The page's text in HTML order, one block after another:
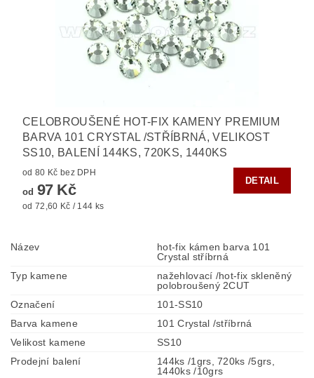
CELOBROUŠENÉ HOT-FIX KAMENY PREMIUM
BARVA 101 CRYSTAL /STŘÍBRNÁ, VELIKOST
SS10, BALENÍ 144KS, 720KS, 1440KS
od 80 Kč bez DPH
od 97 Kč
od 72,60 Kč / 144 ks
DETAIL
Název
hot-fix kámen barva 101
Crystal stříbrná
Typ kamene
nažehlovací /hot-fix skleněný
polobroušený 2CUT
Označení
101-SS10
Barva kamene
101 Crystal /stříbrná
Velikost kamene
SS10
Prodejní balení
144ks /1grs, 720ks /5grs,
1440ks /10grs